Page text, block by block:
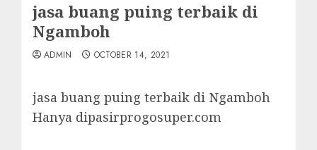
jasa buang puing terbaik di
Ngamboh
ADMIN OCTOBER 14, 2021
jasa buang puing terbaik di Ngamboh
Hanya dipasirprogosuper.com